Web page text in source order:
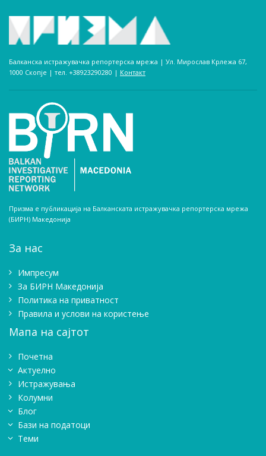
Балканска истражувачка репортерска мрежа | Ул. Мирослав Крлежа 67,
1000 Скопје | тел. +38923290280­ | Контакт
Призма е публикација на Балканската истражувачка репортерска мрежа
(БИРН) Македонија
За нас
Импресум
Зa БИРН Македонија
Политика на приватност
Правила и услови на користење
Мапа на сајтот
Почетна
Актуелно
Истражувањa
Колумни
Блог
Бази на податоци
Теми